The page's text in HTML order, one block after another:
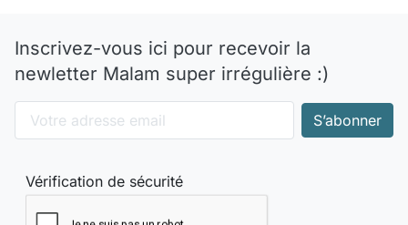
Inscrivez-vous ici pour recevoir la
newletter Malam super irrégulière :)
Vérification de sécurité